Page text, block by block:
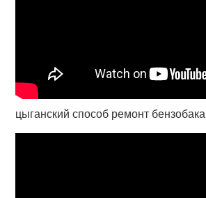
цыганский способ ремонт бензобака